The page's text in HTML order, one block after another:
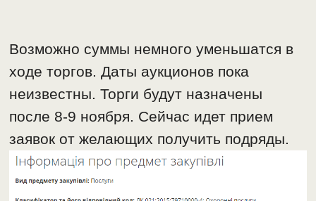
Возможно суммы немного уменьшатся в
ходе торгов. Даты аукционов пока
неизвестны. Торги будут назначены
после 8-9 ноября. Сейчас идет прием
заявок от желающих получить подряды.